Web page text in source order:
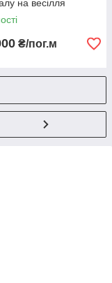
на весілля
₴/пог.м